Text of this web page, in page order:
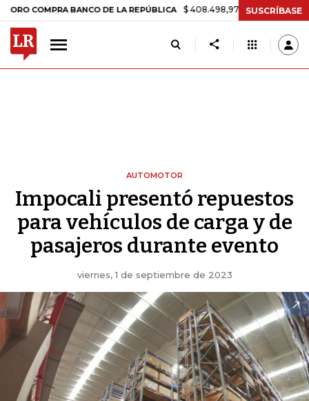
BANCO DE LA REPÚBLICA $ 408.498,97 +$ 8.753,81 +2,19%
SUSCRÍBASE
AUTOMOTOR
Impocali presentó repuestos
para vehículos de carga y de
pasajeros durante evento
viernes, 1 de septiembre de 2023